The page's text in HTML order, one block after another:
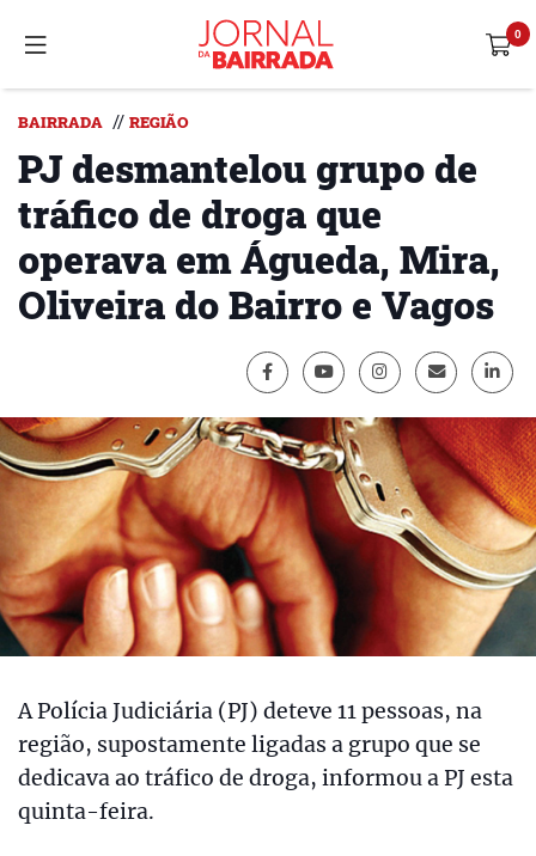
BAIRRADA // REGIÃO
PJ desmantelou grupo de
tráfico de droga que
operava em Águeda, Mira,
Oliveira do Bairro e Vagos
A Polícia Judiciária (PJ) deteve 11 pessoas, na
região, supostamente ligadas a grupo que se
dedicava ao tráfico de droga, informou a PJ esta
quinta-feira.